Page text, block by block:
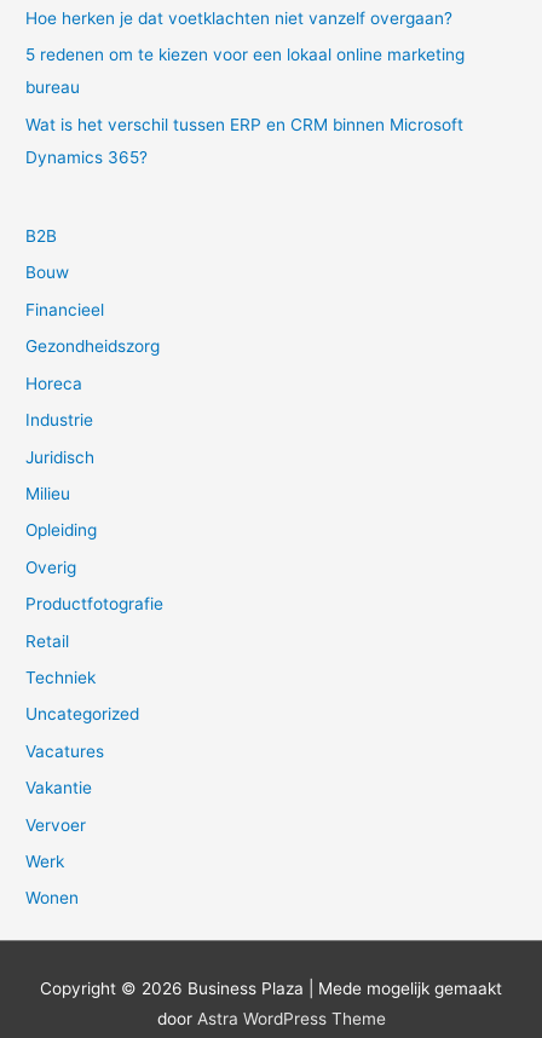
Hoe herken je dat voetklachten niet vanzelf overgaan?
5 redenen om te kiezen voor een lokaal online marketing
bureau
Wat is het verschil tussen ERP en CRM binnen Microsoft
Dynamics 365?
B2B
Bouw
Financieel
Gezondheidszorg
Horeca
Industrie
Juridisch
Milieu
Opleiding
Overig
Productfotografie
Retail
Techniek
Uncategorized
Vacatures
Vakantie
Vervoer
Werk
Wonen
Copyright © 2026 Business Plaza | Mede mogelijk gemaakt
door Astra WordPress Theme